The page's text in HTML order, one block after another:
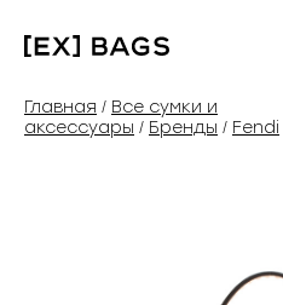
содержимому
Главная / Все сумки и
аксессуары / Бренды / Fendi